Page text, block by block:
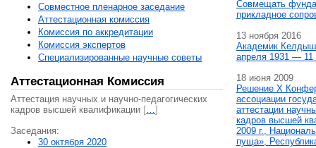
Совместное пленарное заседание
Аттестационная комисcия
Комиссия по аккредитации
Комиссия экспертов
Специализированные научные советы
Аттестационная Комиссия
Аттестация научных и научно-педагогических
кадров высшей квалификации […]
Заседания:
30 октября 2020
Совмещать
прикладное
13 ноября 2016
Академик
апреля 1931 — 11
18 июня 2009
Решение X
ассоциации
аттестации
кадров высшей
2009 г.,
пуща»,